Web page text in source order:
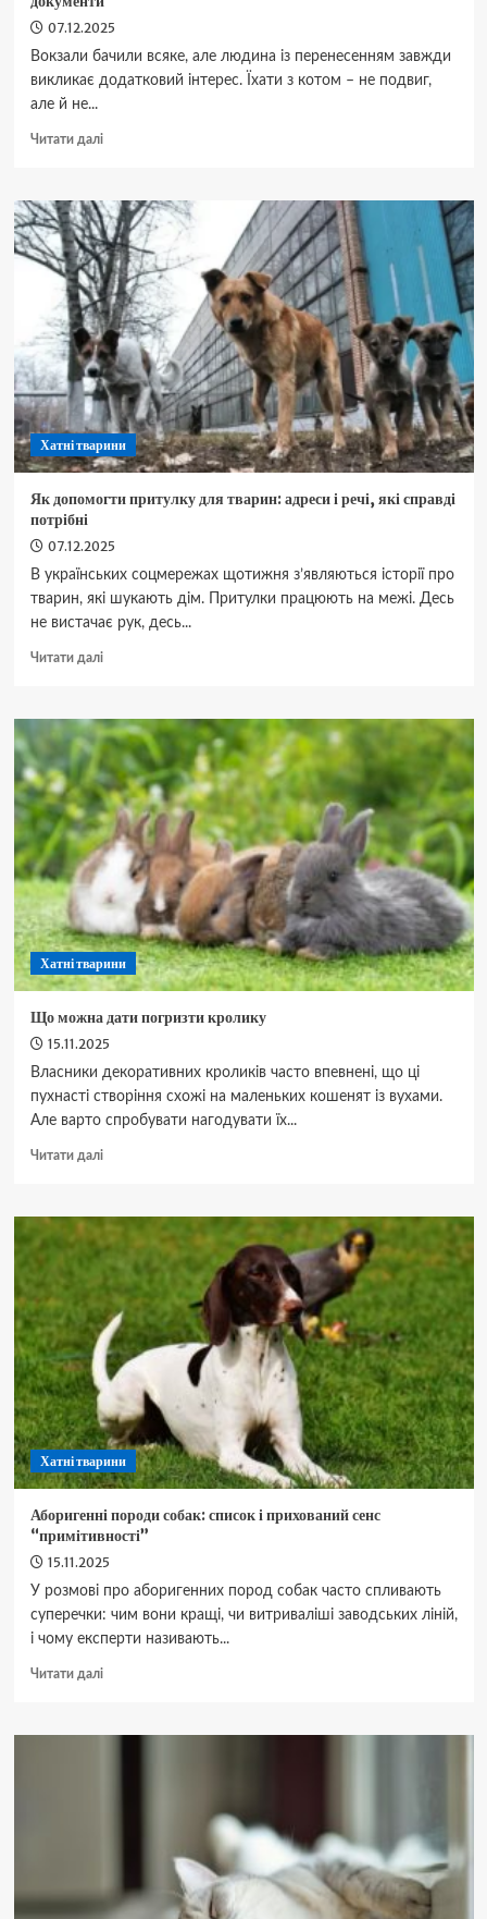
07.12.2025
Вокзали бачили всяке, але людина із перенесенням завжди
викликає додатковий інтерес. Їхати з котом – не подвиг,
але й не...
Читати даліДокладніше
у
поїзді
їхати
з
кішкою:
зрозумілі
правила
та
потрібні
документи
Хатні тварини
Як допомогти притулку для тварин: адреси і речі, які справді
потрібні
07.12.2025
В українських соцмережах щотижня з’являються історії про
тварин, які шукають дім. Притулки працюють на межі. Десь
не вистачає рук, десь...
Читати даліДокладніше
допомогти
притулку
для
тварин:
адреси
і
речі,
справді
потрібні
Хатні тварини
Що можна дати погризти кролику
15.11.2025
Власники декоративних кроликів часто впевнені, що ці
пухнасті створіння схожі на маленьких кошенят із вухами.
Але варто спробувати нагодувати їх...
Читати даліДокладніше
можна
кролику
Хатні тварини
Аборигенні породи собак: список і прихований сенс
“примітивності”
15.11.2025
У розмові про аборигенних пород собак часто спливають
суперечки: чим вони кращі, чи витриваліші заводських ліній,
і чому експерти називають...
Читати даліДокладніше
породи
“примітивності”